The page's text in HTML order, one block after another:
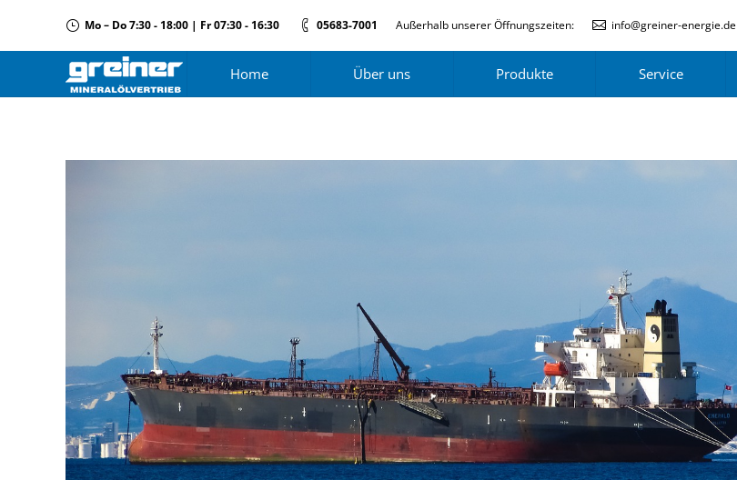
Mo – Do 7:30 - 18:00 | Fr 07:30 - 16:30 05683-7001 Außerhalb unserer Öffnungszeiten: info@greiner-energie.de
Home Über uns Produkte Service